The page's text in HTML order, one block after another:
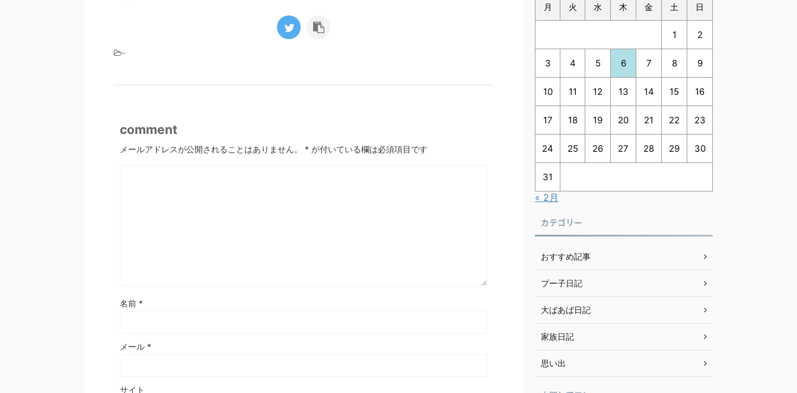
-
comment
メールアドレスが公開されることはありません。 * が付いている欄は必須項目です
名前 *
メール *
サイト
月 火 水 木 金 土 日
1 2
3 4 5 6 7 8 9
10 11 12 13 14 15 16
17 18 19 20 21 22 23
24 25 26 27 28 29 30
31
« 2月
カテゴリー
おすすめ記事
プー子日記
大ばあば日記
家族日記
思い出